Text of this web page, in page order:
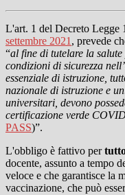
L'art. 1 del Decreto Legge
settembre 2021 , prevede
“al fine di tutelare la
condizioni di sicurezza
essenziale di istruzione,
nazionale di istruzione e
universitari, devono
certificazione verde
PASS)”.
L'obbligo è fattivo per
docente, assunto a tempo
veloce e che garantisce la
vaccinazione, che può